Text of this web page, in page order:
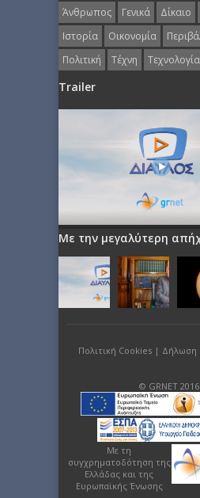
Άνθρωπος Γενικά Δίκαιο
Ιστορία
Οικονομία
Πολιτική
Τέχνη Τεχνολογία
Trailer
Με την μεγαλύτερη
Πολιτική Cookies| Δήλωση
© GRNET 2016
Με τη
συγχρηματοδότηση της
Ελλάδας και της
Ευρωπαϊκής Ένωσης